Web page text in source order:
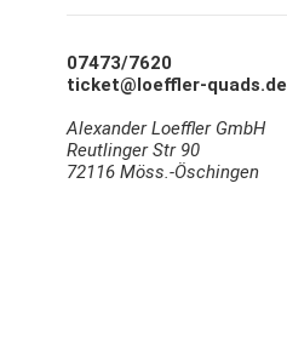
07473/7620
ticket@loeffler-quads.de
Alexander Loeffler GmbH
Reutlinger Str 90
72116 Möss.-Öschingen